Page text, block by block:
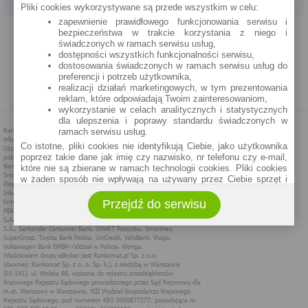
PROGRAM PARTNERSKI O NAS REKLAMA REGULAMIN
POLITYKA PRYWATNOŚCI POLITYKA COOKIES ZASADY PLASOWANIA
Pliki cookies wykorzystywane są przede wszystkim w celu:
zapewnienie prawidłowego funkcjonowania serwisu i
bezpieczeństwa w trakcie korzystania z niego i
świadczonych w ramach serwisu usług,
dostępności wszystkich funkcjonalności serwisu,
dostosowania świadczonych w ramach serwisu usług do
preferencji i potrzeb użytkownika,
realizacji działań marketingowych, w tym prezentowania
reklam, które odpowiadają Twoim zainteresowaniom,
wykorzystanie w celach analitycznych i statystycznych
dla ulepszenia i poprawy standardu świadczonych w
ramach serwisu usług.
Co istotne, pliki cookies nie identyfikują Ciebie, jako użytkownika
poprzez takie dane jak imię czy nazwisko, nr telefonu czy e-mail,
które nie są zbierane w ramach technologii cookies. Pliki cookies
w żaden sposób nie wpływają na używany przez Ciebie sprzęt i
Zakres wykorzystywania plików cookies możliwy jest do
określenia w ustawieniach przeglądarki każdego użytkownika. Bez
wprowadzenia zmian ustawień, informacje w plikach cookies mogą
być zapisywane w pamięci Twojego urządzenia.
Administratorem danych pozyskiwanych w technologii cookies jest
spółka Rankomat.pl Sp. z o.o. (dawniej: Rankomat Sp. z o. o. Sp.
k.) z siedzibą w Warszawie, ul. Wolska 88, 01 - 141 Warszawa.
Możesz jako użytkownik w każdym czasie skontaktować się z
administratorem pod adresem bok@ebroker.pl, jak również wyrazić
Przejdź do serwisu